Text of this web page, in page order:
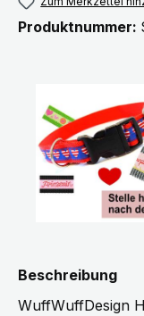
Produktnummer:
Beschreibung
WuffWuffDesign